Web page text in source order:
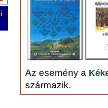
Az esemény a
származik.